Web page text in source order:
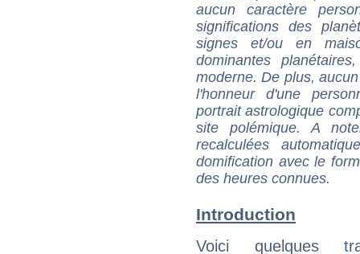
aucun caractère
significations des
signes et/ou en
dominantes
moderne. De plus,
l'honneur d'une
portrait astrologique
site polémique. A
recalculées
domification avec le
des heures connues.
Introduction
Voici quelques